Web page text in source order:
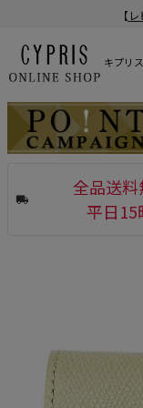
【
キプリ
全品送料
平日15